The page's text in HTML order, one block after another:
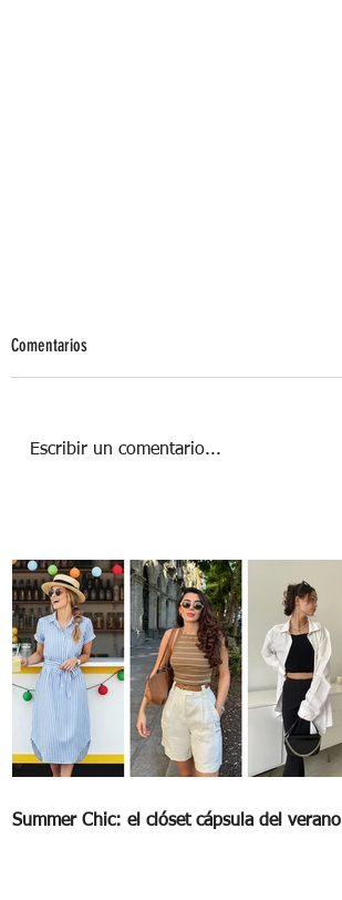
Comentarios
Escribir un comentario...
Summer Chic: el clóset cápsula del verano